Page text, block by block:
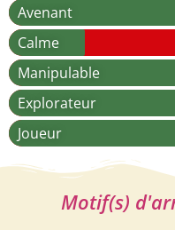
Avenant
Calme
Manipulable
Explorateur
Joueur
Motif(s)